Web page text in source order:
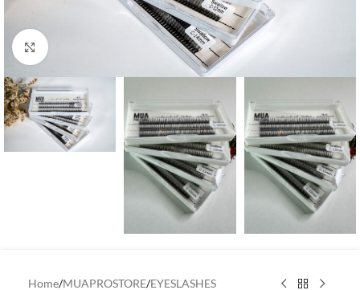
Click to enlarge
Home/MUAPROSTORE/EYESLASHES